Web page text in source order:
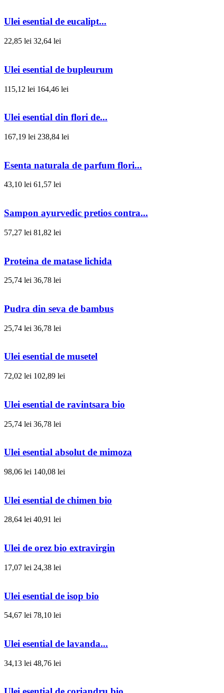
Ulei esential de eucalipt...
22,85 lei 32,64 lei
Ulei esential de bupleurum
115,12 lei 164,46 lei
Ulei esential din flori de...
167,19 lei 238,84 lei
Esenta naturala de parfum flori...
43,10 lei 61,57 lei
Sampon ayurvedic pretios contra...
57,27 lei 81,82 lei
Proteina de matase lichida
25,74 lei 36,78 lei
Pudra din seva de bambus
25,74 lei 36,78 lei
Ulei esential de musetel
72,02 lei 102,89 lei
Ulei esential de ravintsara bio
25,74 lei 36,78 lei
Ulei esential absolut de mimoza
98,06 lei 140,08 lei
Ulei esential de chimen bio
28,64 lei 40,91 lei
Ulei de orez bio extravirgin
17,07 lei 24,38 lei
Ulei esential de isop bio
54,67 lei 78,10 lei
Ulei esential de lavanda...
34,13 lei 48,76 lei